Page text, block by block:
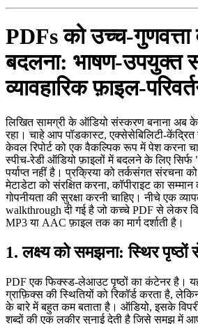
PDFs को
बदलना: भाषण‑उपयुक्त
व्यावहारिक
लिखित सामग्री के ऑडियो संस्करण बनाना अब
रहा। चाहे आप पॉडकास्ट, एक्सेसेबिलिटी‑केंद्रित
केवल रिपोर्ट को एक वैकल्पिक रूप में पेश करना
स्पीच‑रेडी ऑडियो फ़ाइलों में बदलने के लिए
पर्याप्त नहीं है। प्रक्रिया को तर्कसंगत संरचना
मेटाडेटा को संरक्षित करना, कॉपीराइट का
गोपनीयता की सुरक्षा करनी चाहिए। नीचे एक
walkthrough दी गई है जो कच्चे PDF से लेकर
MP3 या AAC फ़ाइल तक का मार्ग दर्शाती है।
1. लक्ष्य को समझना: स्थिर
PDF एक फिक्स्ड‑लेआउट पृष्ठों का कंटेनर है।
ग्राफ़िक्स की स्थितियों को रिकॉर्ड करता है,
के बारे में बहुत कम बताता है। ऑडियो, इसके
शब्दों की एक लकीर सुनाई देती है जिसे समझ में